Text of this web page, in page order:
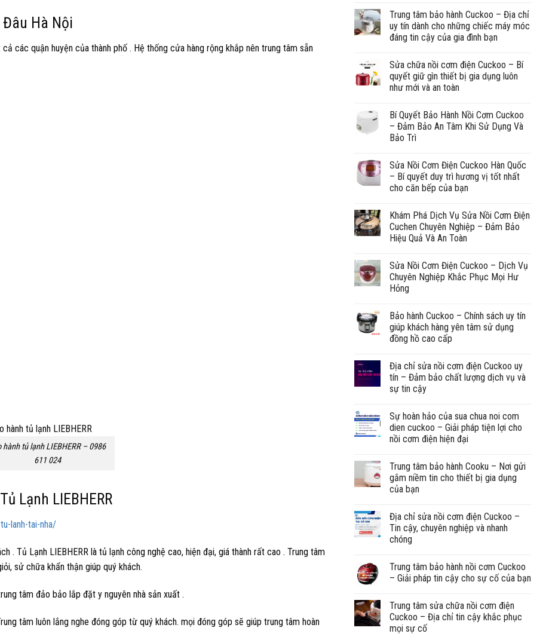
Đâu Hà Nội
các quận huyện của thành phố . Hệ thống cửa hàng rộng khắp nên trung tâm sẵn
hành tủ lạnh LIEBHERR – 0986
611 024
Lạnh LIEBHERR
lanh-tai-nha/
. Tủ Lạnh LIEBHERR là tủ lạnh công nghệ cao, hiện đại, giá thành rất cao . Trung tâm
sử chữa khẩn thận giúp quý khách.
tâm đảo bảo lắp đặt y nguyên nhà sản xuất .
tâm luôn lắng nghe đóng góp từ quý khách. mọi đóng góp sẽ giúp trung tâm hoàn
Trung tâm bảo hành Cuckoo – Địa chỉ
uy tín dành cho những chiếc máy móc
đáng tin cậy của gia đình bạn
Sửa chữa nồi cơm điện Cuckoo – Bí
quyết giữ gìn thiết bị gia dụng luôn
như mới và an toàn
Bí Quyết Bảo Hành Nồi Cơm Cuckoo
– Đảm Bảo An Tâm Khi Sử Dụng Và
Bảo Trì
Sửa Nồi Cơm Điện Cuckoo Hàn Quốc
– Bí quyết duy trì hương vị tốt nhất
cho căn bếp của bạn
Khám Phá Dịch Vụ Sửa Nồi Cơm Điện
Cuchen Chuyên Nghiệp – Đảm Bảo
Hiệu Quả Và An Toàn
Sửa Nồi Cơm Điện Cuckoo – Dịch Vụ
Chuyên Nghiệp Khắc Phục Mọi Hư
Hỏng
Bảo hành Cuckoo – Chính sách uy tín
giúp khách hàng yên tâm sử dụng
đồng hồ cao cấp
Địa chỉ sửa nồi cơm điện Cuckoo uy
tín – Đảm bảo chất lượng dịch vụ và
sự tin cậy
Sự hoàn hảo của sua chua noi com
dien cuckoo – Giải pháp tiện lợi cho
nồi cơm điện hiện đại
Trung tâm bảo hành Cooku – Nơi gửi
gắm niềm tin cho thiết bị gia dụng
của bạn
Địa chỉ sửa nồi cơm điện Cuckoo –
Tin cậy, chuyên nghiệp và nhanh
chóng
Trung tâm bảo hành nồi cơm Cuckoo
– Giải pháp tin cậy cho sự cố của bạn
Trung tâm sửa chữa nồi cơm điện
Cuckoo – Địa chỉ tin cậy khắc phục
mọi sự cố